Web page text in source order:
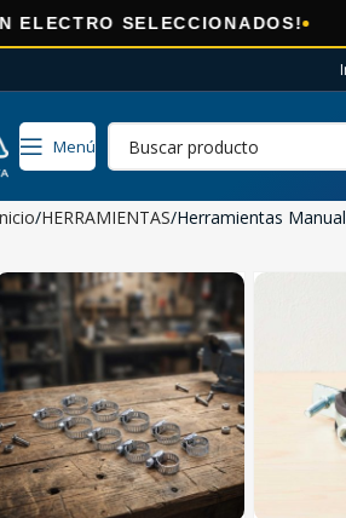
🎯
Menú
HERRAMIENTAS Herramientas